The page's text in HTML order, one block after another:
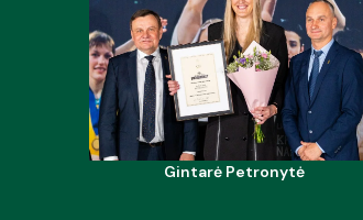
Gintarė Petronytė